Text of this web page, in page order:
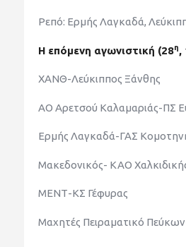
Ρεπό: Ερμής Λαγκαδά,
Η επόμενη αγωνιστική (28η,
ΧΑΝΘ-Λεύκιππος Ξάνθης
ΑΟ Αρετσού Καλαμαριάς-ΠΣ
Ερμής Λαγκαδά-ΓΑΣ
Μακεδονικός- ΚΑΟ
ΜΕΝΤ-ΚΣ Γέφυρας
Μαχητές Πειραματικό